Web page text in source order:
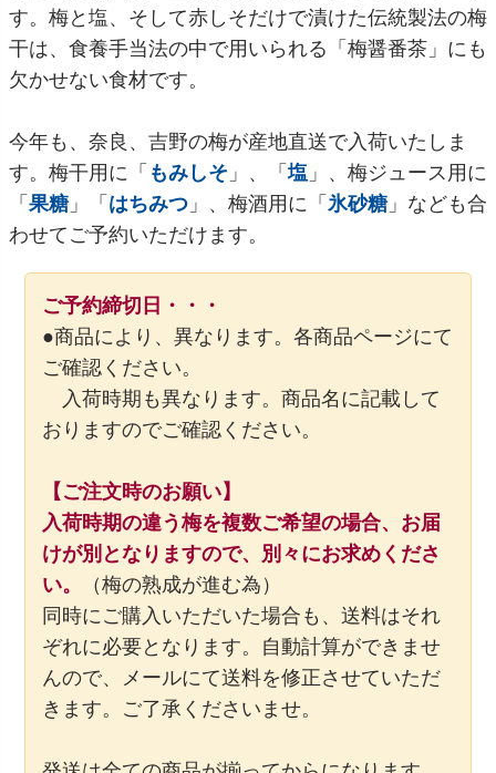
す。梅と塩、そして赤しそだけで漬けた伝統製法の梅
干は、食養手当法の中で用いられる「梅醤番茶」にも
欠かせない食材です。
今年も、奈良、吉野の梅が産地直送で入荷いたしま
す。梅干用に「 もみしそ 」、「塩 」、梅ジュース用に
「 果糖」「 はちみつ 」、梅酒用に「 氷砂糖」なども合
わせてご予約いただけます。
ご予約締切日・・・
●商品により、異なります。各商品ページにて
ご確認ください。
入荷時期も異なります。商品名に記載して
おりますのでご確認ください。
【ご注文時のお願い】
入荷時期の違う梅を複数ご希望の場合、お届
けが別となりますので、別々にお求めくださ
い。
（梅の熟成が進む為）
同時にご購入いただいた場合も、送料はそれ
ぞれに必要となります。自動計算ができませ
んので、メールにて送料を修正させていただ
きます。ご了承くださいませ。